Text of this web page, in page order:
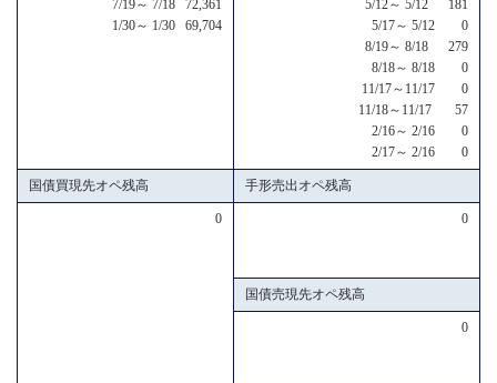
7/19～ 7/18 72,361
1/30～ 1/30 69,704
5/12～ 5/12 181
5/17～ 5/12 0
8/19～ 8/18 279
8/18～ 8/18 0
11/17～11/17 0
11/18～11/17 57
2/16～ 2/16 0
2/17～ 2/16 0
国債買現先オペ残高 手形売出オペ残高
0 0
国債売現先オペ残高
0